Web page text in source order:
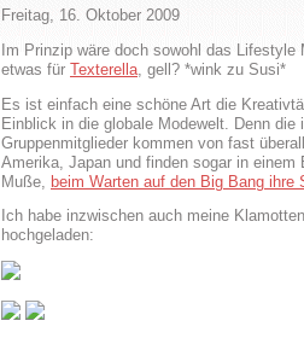
Freitag, 16. Oktober 2009
Im Prinzip wäre doch sowohl das
etwas für Texterella , gell? *wink zu Susi*
Es ist einfach eine schöne Art die
Einblick in die globale Modewelt. Denn die
Gruppenmitglieder kommen von fast
Amerika, Japan und finden sogar in einem
Muße, beim Warten auf den Big Bang ihre
Ich habe inzwischen auch meine
hochgeladen: